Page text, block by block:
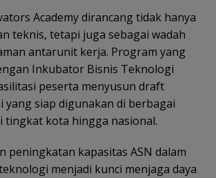
Academy dirancang tidak hanya
teknis, tetapi juga sebagai wadah
antarunit kerja. Program yang
Inkubator Bisnis Teknologi
peserta menyusun draft
yang siap digunakan di berbagai
tingkat kota hingga nasional.
peningkatan kapasitas ASN dalam
menjadi kunci menjaga daya